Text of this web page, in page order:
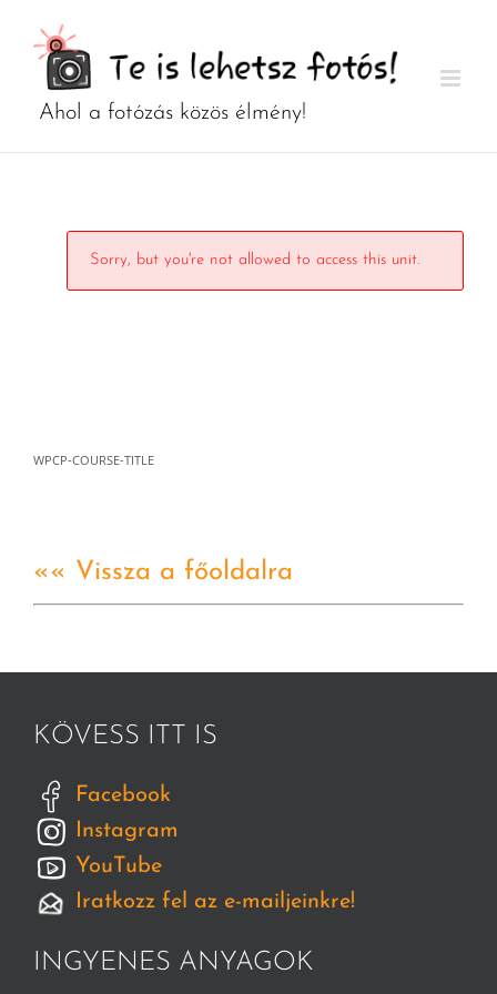
Sorry, but you're not allowed to access this unit.
WPCP-COURSE-TITLE
«« Vissza a főoldalra
KÖVESS ITT IS
Facebook
Instagram
YouTube
Iratkozz fel az e-mailjeinkre!
INGYENES ANYAGOK